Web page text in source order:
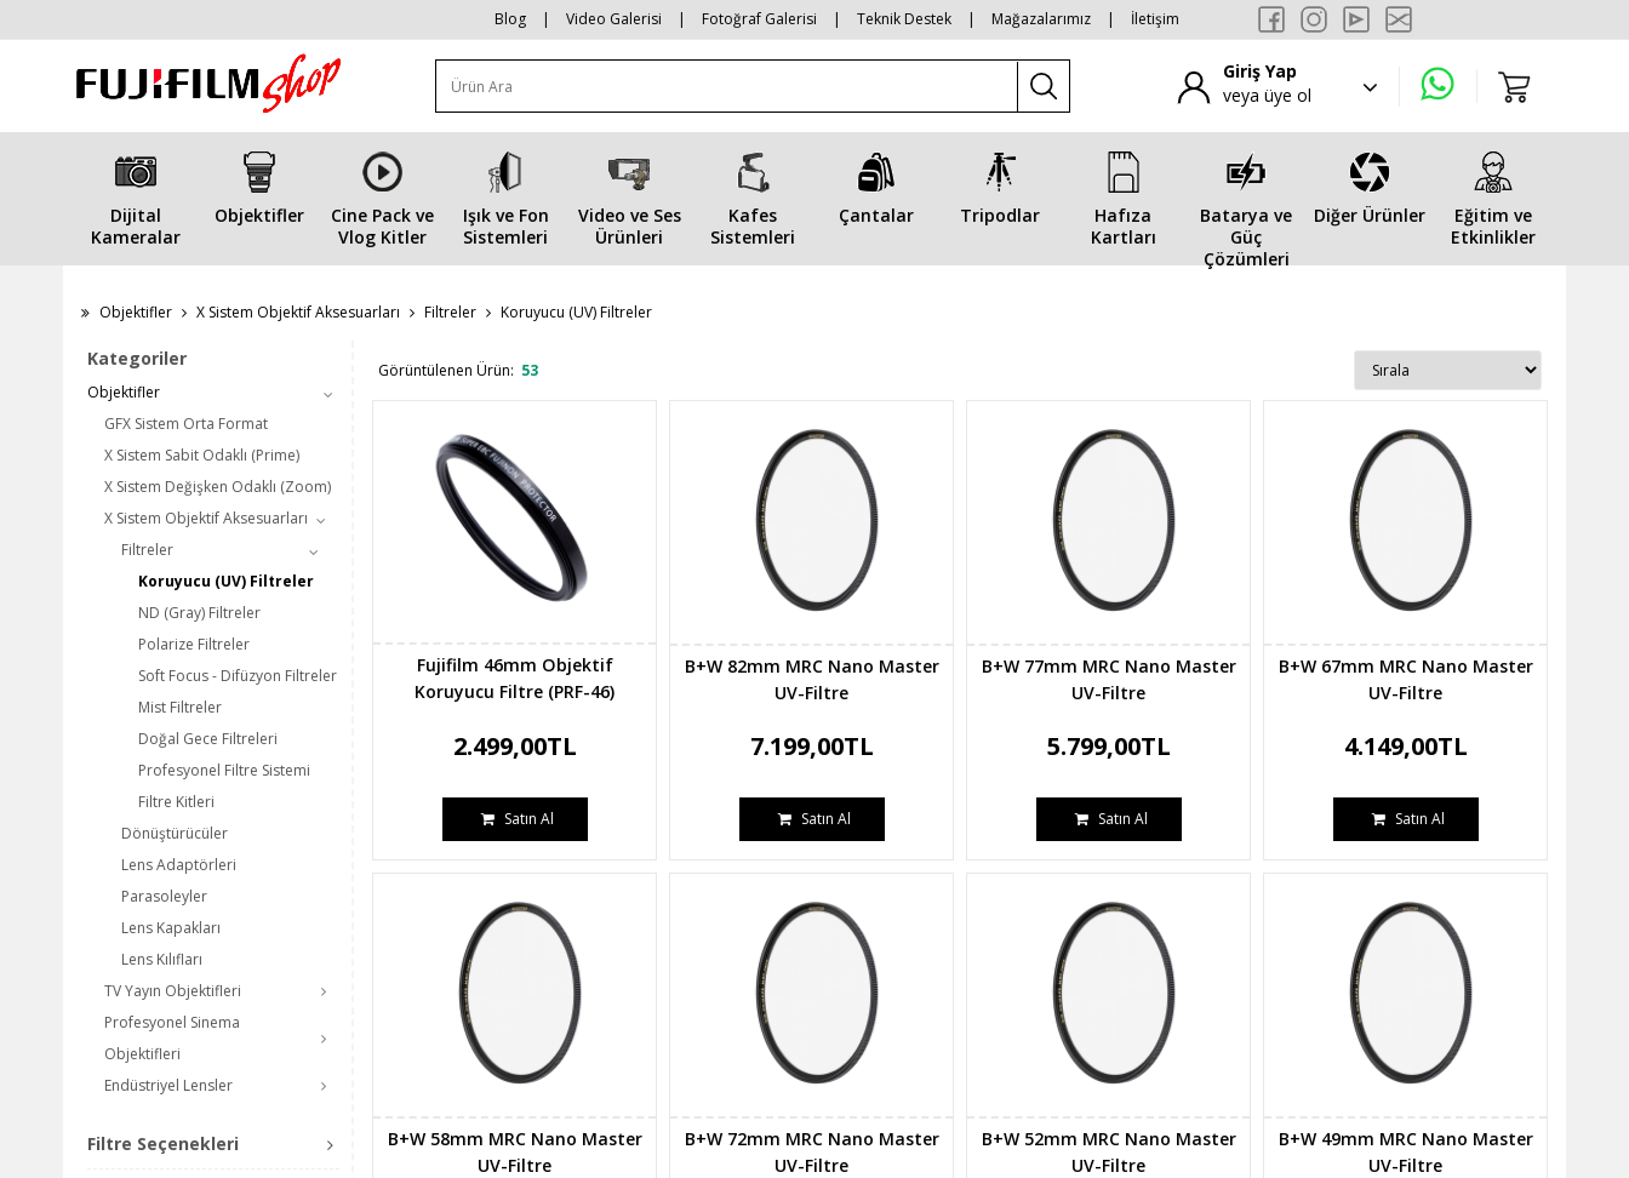
Blog | Video Galerisi | Fotoğraf Galerisi | Teknik Destek | Mağazalarımız | İletişim
Giriş Yap
veya üye ol
Dijital
Kameralar
Objektifler
Cine Pack ve
Vlog Kitler
Işık ve Fon
Sistemleri
Video ve Ses
Ürünleri
Kafes
Sistemleri
Çantalar Tripodlar
Hafıza
Kartları
Batarya ve
Güç
Çözümleri
Diğer Ürünler
Eğitim ve
Etkinlikler
Objektifler X Sistem Objektif Aksesuarları Filtreler Koruyucu (UV) Filtreler
Kategoriler
Objektifler
GFX Sistem Orta Format
X Sistem Sabit Odaklı (Prime)
X Sistem Değişken Odaklı (Zoom)
X Sistem Objektif Aksesuarları
Filtreler
Koruyucu (UV) Filtreler
ND (Gray) Filtreler
Polarize Filtreler
Soft Focus - Difüzyon Filtreler
Mist Filtreler
Doğal Gece Filtreleri
Profesyonel Filtre Sistemi
Filtre Kitleri
Dönüştürücüler
Lens Adaptörleri
Parasoleyler
Lens Kapakları
Lens Kılıfları
TV Yayın Objektifleri
Profesyonel Sinema
Objektifleri
Endüstriyel Lensler
Filtre Seçenekleri
Görüntülenen Ürün: 53
Fujifilm 46mm Objektif
Koruyucu Filtre (PRF-46)
2.499,00TL
Satın Al
B+W 82mm MRC Nano Master
UV-Filtre
7.199,00TL
Satın Al
B+W 77mm MRC Nano Master
UV-Filtre
5.799,00TL
Satın Al
B+W 67mm MRC Nano Master
UV-Filtre
4.149,00TL
Satın Al
B+W 58mm MRC Nano Master
UV-Filtre
B+W 72mm MRC Nano Master
UV-Filtre
B+W 52mm MRC Nano Master
UV-Filtre
B+W 49mm MRC Nano Master
UV-Filtre